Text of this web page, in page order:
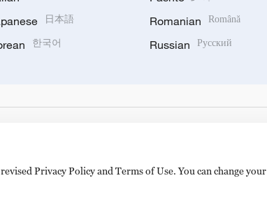
日本語
한국어
Romanian Română
Russian Русский
Privacy Policy and Terms of Use. You can change your